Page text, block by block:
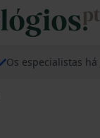
Os especialistas